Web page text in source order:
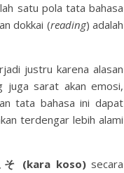
satu pola tata bahasa
dokkai (reading) adalah
justru karena alasan
juga sarat akan emosi,
tata bahasa ini dapat
terdengar lebih alami
そ (kara koso)secara